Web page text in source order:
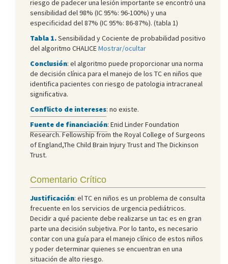
riesgo de padecer una lesión importante se encontró una
sensibilidad del 98% (IC 95%: 96-100%) y una
especificidad del 87% (IC 95%: 86-87%). (tabla 1)
Tabla 1.Sensibilidad y Cociente de probabilidad positivo
del algoritmo CHALICEMostrar/ocultar
Conclusión: el algoritmo puede proporcionar una norma
de decisión clínica para el manejo de los TC en niños que
identifica pacientes con riesgo de patologia intracraneal
significativa.
Conflicto de intereses: no existe.
Fuente de financiación: Enid Linder Foundation
Research. Fellowship from the Royal College of Surgeons
of England,The Child Brain Injury Trust and The Dickinson
Trust.
Comentario Crítico
Justificación: el TC en niños es un problema de consulta
frecuente en los servicios de urgencia pediátricos.
Decidir a qué paciente debe realizarse un tac es en gran
parte una decisión subjetiva. Por lo tanto, es necesario
contar con una guía para el manejo clínico de estos niños
y poder determinar quienes se encuentran en una
situación de alto riesgo.